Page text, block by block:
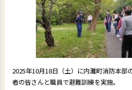
2025年10月18日（土）に内灘町消防本部
者の皆さんと職員で避難訓練を実施。